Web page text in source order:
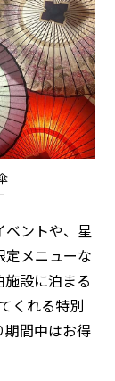
ントや、星
定メニューな
設に泊まる
くれる特別
期間中はお得